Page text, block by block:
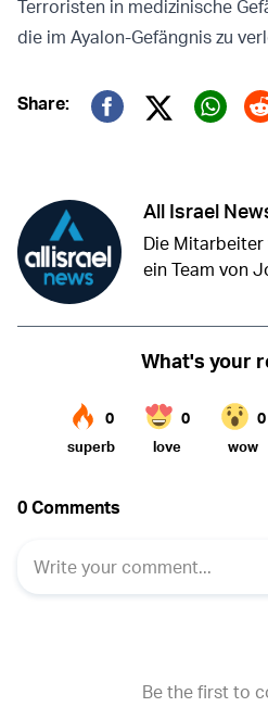
Terroristen in medizinische
die im Ayalon-Gefängnis zu
Share:
Twitter
All Israel
Die Mitarbeiter
ein Team von